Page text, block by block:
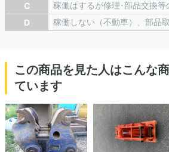
C
稼働はするが修理･部品交換
D
稼働しない（不動車）、部品
この商品を見た人はこんな
ています